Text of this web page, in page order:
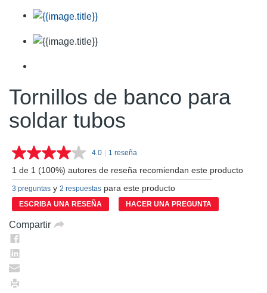
Tornillos de banco para
soldar tubos
4.0 Lea
reseña.
Enlace
en
misma
| 1 reseña
1 de 1 (100%) autores de reseña recomiendan este producto
3 preguntas y 2 respuestas para este producto
ESCRIBA UNA RESEÑA HACER UNA PREGUNTA
Compartir